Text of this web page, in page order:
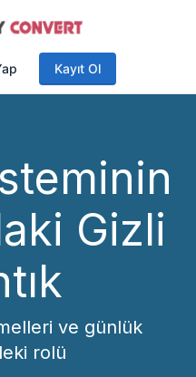
Kayıt Ol
Gizli
ve günlük
rolü